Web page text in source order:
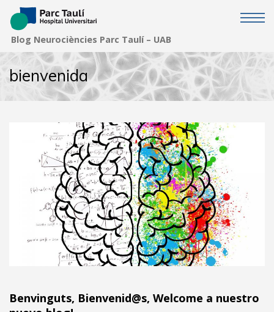
Neurociències Parc Taulí – UAB
bienvenida
Benvinguts, Bienvenid@s, Welcome a nuestro